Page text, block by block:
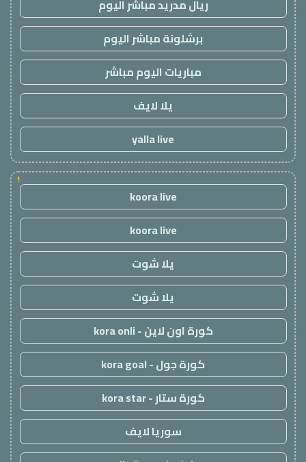
ريال مدريد مباشر اليوم
برشلونة مباشر اليوم
مباريات اليوم مباشر
يلا لايف
yalla live
!
koora live
koora live
يلا شوت
يلا شوت
كورة اون لاين - kora onli
كورة جول - kora goal
كورة ستار - kora star
سوريا لايف